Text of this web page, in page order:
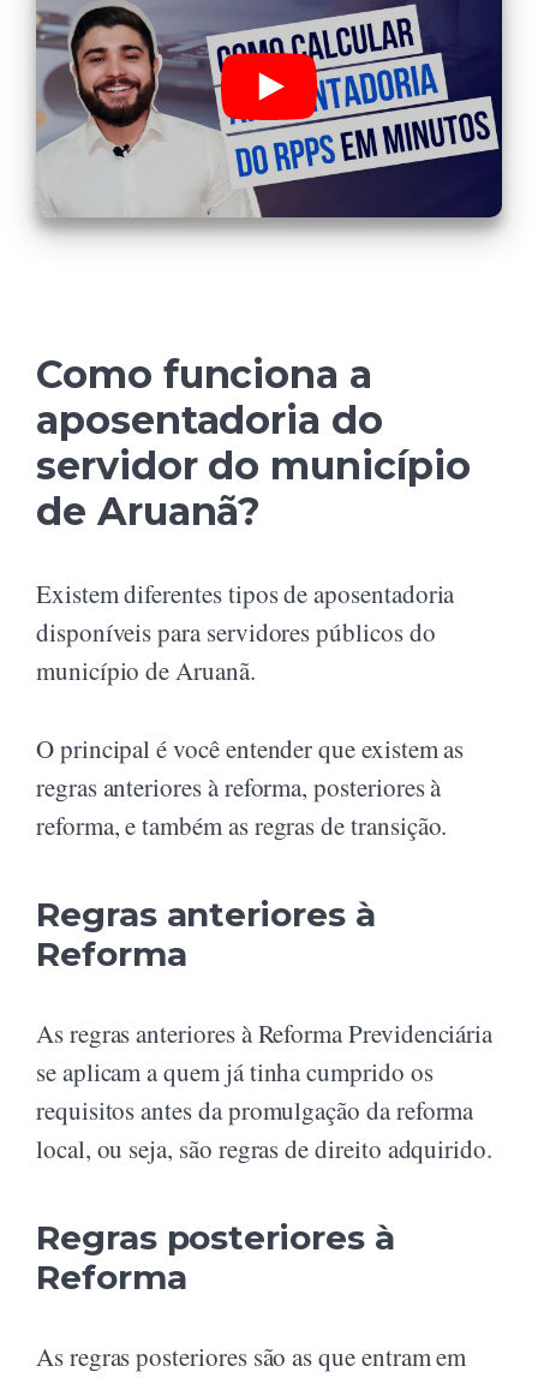
Como funciona a
aposentadoria do
servidor do município
de Aruanã?
Existem diferentes tipos de aposentadoria
disponíveis para servidores públicos do
município de Aruanã.
O principal é você entender que existem as
regras anteriores à reforma, posteriores à
reforma, e também as regras de transição.
Regras anteriores à
Reforma
As regras anteriores à Reforma Previdenciária
se aplicam a quem já tinha cumprido os
requisitos antes da promulgação da reforma
local, ou seja, são regras de direito adquirido.
Regras posteriores à
Reforma
As regras posteriores são as que entram em